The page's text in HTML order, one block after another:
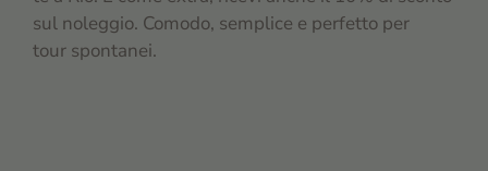
sul noleggio. Comodo, semplice e perfetto per
tour spontanei.